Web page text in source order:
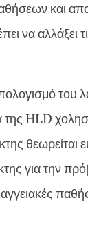
και
να αλλάξει
του
της HLD
θεωρείται
για την